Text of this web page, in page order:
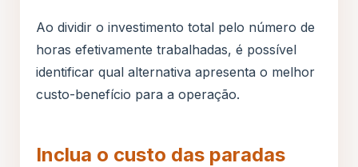
Ao dividir o investimento total pelo número de
horas efetivamente trabalhadas, é possível
identificar qual alternativa apresenta o melhor
custo-benefício para a operação.
Inclua o custo das paradas